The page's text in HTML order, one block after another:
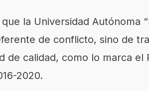
la Universidad Autónoma
de conflicto, sino de
de calidad, como lo marca el
2020.